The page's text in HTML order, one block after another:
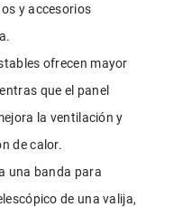
y accesorios
ofrecen mayor
que el panel
la ventilación y
de calor.
una banda para
de una valija,